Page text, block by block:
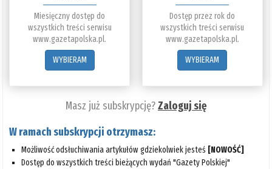
Miesięczny dostęp do
wszystkich treści serwisu
www.gazetapolska.pl.
WYBIERAM
Dostęp przez rok do
wszystkich treści serwisu
www.gazetapolska.pl.
WYBIERAM
Masz już subskrypcję?Zaloguj się
W ramach subskrypcji otrzymasz:
Możliwość odsłuchiwania artykułów gdziekolwiek jesteś [NOWOŚĆ]
Dostęp do wszystkich treści bieżących wydań "Gazety Polskiej"